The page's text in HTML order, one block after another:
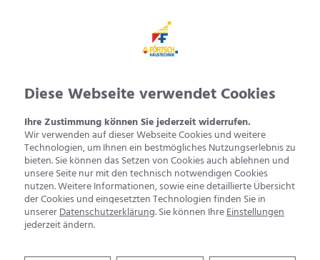
Diese Webseite verwendet Cookies
Ihre Zustimmung können Sie jederzeit widerrufen.
Wir verwenden auf dieser Webseite Cookies und weitere
Technologien, um Ihnen ein bestmögliches Nutzungserlebnis zu
bieten. Sie können das Setzen von Cookies auch ablehnen und
unsere Seite nur mit den technisch notwendigen Cookies
nutzen. Weitere Informationen, sowie eine detaillierte Übersicht
der Cookies und eingesetzten Technologien finden Sie in
unsererDatenschutzerklärung. Sie können IhreEinstellungen
jederzeit ändern.